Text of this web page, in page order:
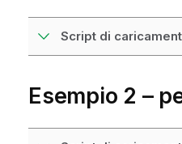
Script di
Esempio 2 –